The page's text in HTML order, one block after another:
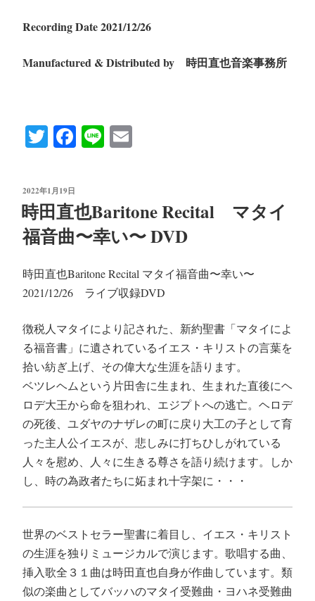
Recording Date 2021/12/26
Manufactured & Distributed by 時田直也音楽事務所
T
tte
r
Fa
ok
Li
投
稿
日:
2022年1月19日
時田直也Baritone Recital マタイ
福音曲〜幸い〜 DVD
時田直也Baritone Recital マタイ福音曲〜幸い〜
2021/12/26 ライブ収録DVD
徴税人マタイにより記された、新約聖書「マタイによ
る福音書」に遺されているイエス・キリストの言葉を
拾い紡ぎ上げ、その偉大な生涯を語ります。
ベツレヘムという片田舎に生まれ、生まれた直後にヘ
ロデ大王から命を狙われ、エジプトへの逃亡。ヘロデ
の死後、ユダヤのナザレの町に戻り大工の子として育
った主人公イエスが、悲しみに打ちひしがれている
人々を慰め、人々に生きる尊さを語り続けます。しか
し、時の為政者たちに妬まれ十字架に・・・
世界のベストセラー聖書に着目し、イエス・キリスト
の生涯を独りミュージカルで演じます。歌唱する曲、
挿入歌全３１曲は時田直也自身が作曲しています。類
似の楽曲としてバッハのマタイ受難曲・ヨハネ受難曲